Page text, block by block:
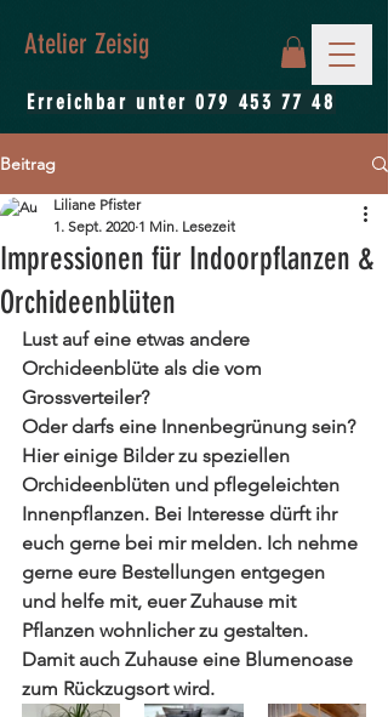
Erreichbar unter079 453 77 48
Atelier Zeisig
Beitrag
Impressionen für Indoorpflanzen &
Orchideenblüten
Liliane Pfister
1. Sept. 2020 1 Min. Lesezeit
Lust auf eine etwas andere
Orchideenblüte als die vom
Grossverteiler?
Oder darfs eine Innenbegrünung sein?
Hier einige Bilder zu speziellen
Orchideenblüten und pflegeleichten
Innenpflanzen. Bei Interesse dürft ihr
euch gerne bei mir melden. Ich nehme
gerne eure Bestellungen entgegen
und helfe mit, euer Zuhause mit
Pflanzen wohnlicher zu gestalten.
Damit auch Zuhause eine Blumenoase
zum Rückzugsort wird.